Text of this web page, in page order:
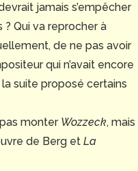
jamais s’empêcher
Qui va reprocher à
de ne pas avoir
qui n’avait encore
la suite proposé certains
monter Wozzeck, mais
de Berg et La